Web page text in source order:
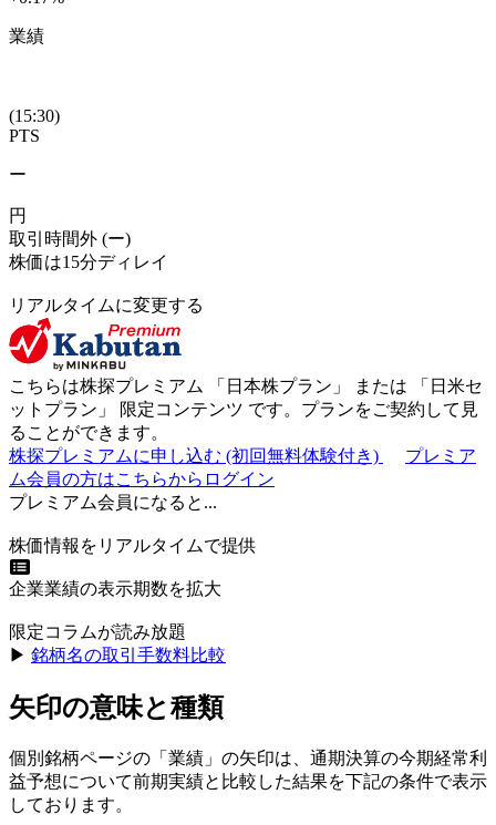
業績
(15:30)
PTS
ー
円
取引時間外 (ー)
株価は15分ディレイ
リアルタイムに変更する
こちらは株探プレミアム 「 日本株プラン 」 または 「 日米セ
ットプラン 」 限定コンテンツ です。プランをご契約して見
ることができます。
株探プレミアムに申し込む (初回無料体験付き)
プレミア
ム会員の方はこちらからログイン
プレミアム会員になると...
株価情報をリアルタイムで提供
企業業績の表示期数を拡大
限定コラムが読み放題
▶︎ 銘柄名の取引手数料比較
矢印の意味と種類
個別銘柄ページの「業績」の矢印は、通期決算の今期経常利
益予想について前期実績と比較した結果を下記の条件で表示
しております。